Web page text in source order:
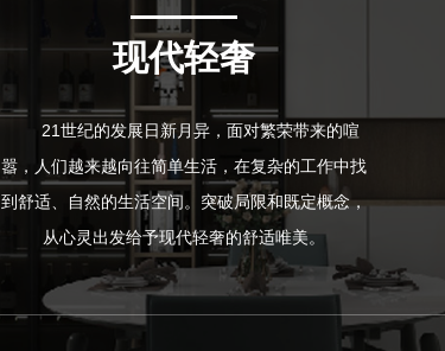
现代轻奢
21世纪的发展日新月异，面对繁荣带来的喧
嚣，人们越来越向往简单生活，在复杂的工作中找
到舒适、自然的生活空间。突破局限和既定概念，
从心灵出发给予现代轻奢的舒适唯美。